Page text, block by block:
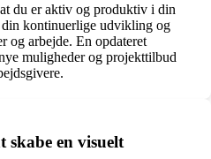
du er aktiv og produktiv i din
din kontinuerlige udvikling og
og arbejde. En opdateret
muligheder og projekttilbud
skabe en visuelt